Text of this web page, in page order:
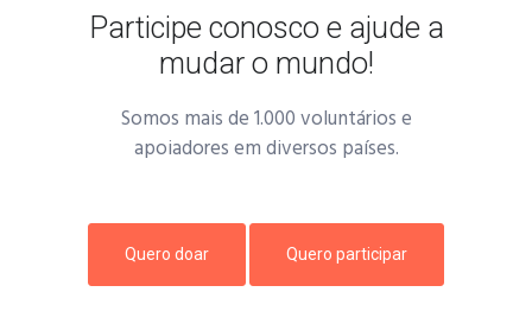
Participe conosco e ajude a
mudar o mundo!
Somos mais de 1.000 voluntários e
apoiadores em diversos países.
Quero doar Quero participar